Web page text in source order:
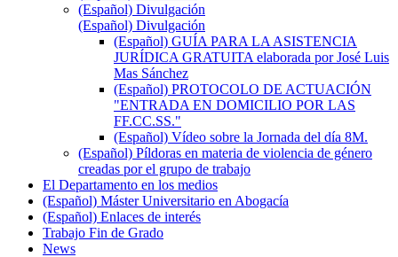
(Español) Divulgación
(Español) Divulgación
(Español) GUÍA PARA LA ASISTENCIA
JURÍDICA GRATUITA elaborada por José Luis
Mas Sánchez
(Español) PROTOCOLO DE ACTUACIÓN
"ENTRADA EN DOMICILIO POR LAS
FF.CC.SS."
(Español) Vídeo sobre la Jornada del día 8M.
(Español) Píldoras en materia de violencia de género
creadas por el grupo de trabajo
El Departamento en los medios
(Español) Máster Universitario en Abogacía
(Español) Enlaces de interés
Trabajo Fin de Grado
News